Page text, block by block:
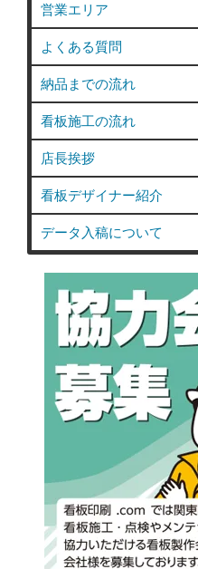
営業エリア
よくある質問
納品までの流れ
看板施工の流れ
店長挨拶
看板デザイナー紹介
データ入稿について